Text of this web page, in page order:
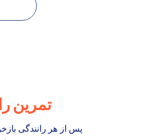
تمرین
پس از هر رانندگی